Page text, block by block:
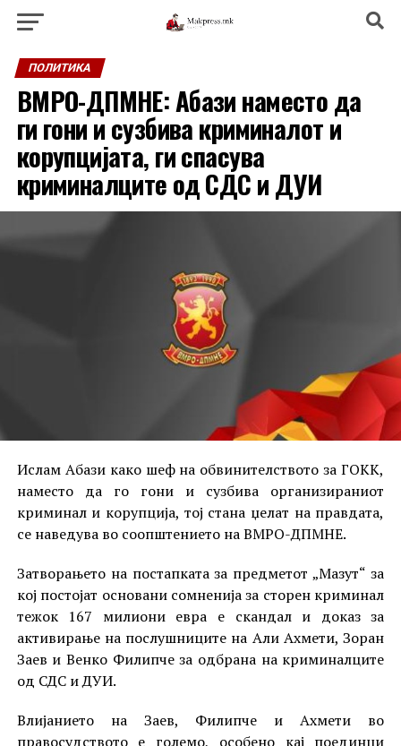
ПОЛИТИКА
ВМРО-ДПМНЕ: Абази наместо да
ги гони и сузбива криминалот и
корупцијата, ги спасува
криминалците од СДС и ДУИ
Ислам Абази како шеф на обвинителството за ГОКК,
наместо да го гони и сузбива организираниот
криминал и корупција, тој стана џелат на правдата,
се наведува во соопштението на ВМРО-ДПМНЕ.
Затворањето на постапката за предметот „Мазут“ за
кој постојат основани сомненија за сторен криминал
тежок 167 милиони евра е скандал и доказ за
активирање на послушниците на Али Ахмети, Зоран
Заев и Венко Филипче за одбрана на криминалците
од СДС и ДУИ.
Влијанието на Заев, Филипче и Ахмети во
правосудството е големо, особено кај поединци